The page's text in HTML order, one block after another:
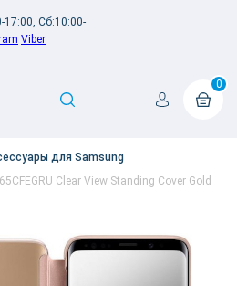
17:00, Сб:10:00-
Viber
0
для Samsung
Clear View Standing Cover Gold